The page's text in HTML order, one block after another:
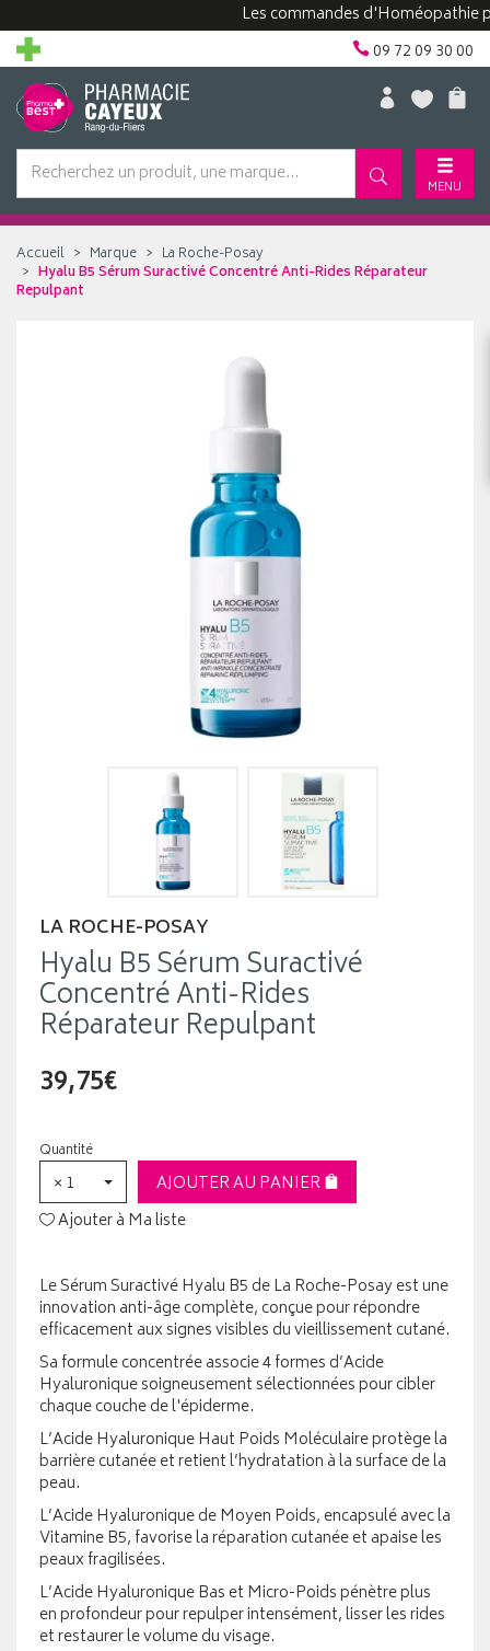
Les commandes d'Homéopathie
09 72 09 30 00
MENU
Accueil Marque
La Roche-Posay
Hyalu B5 Sérum Suractivé Concentré Anti-Rides Réparateur
Repulpant
LA ROCHE-POSAY
Hyalu B5 Sérum Suractivé
Concentré Anti-Rides
Réparateur Repulpant
39,75€
Quantité
× 1
AJOUTER AU PANIER
Ajouter à Ma liste
Le Sérum Suractivé Hyalu B5 de La Roche-Posay est une
innovation anti-âge complète, conçue pour répondre
efficacement aux signes visibles du vieillissement cutané.
Sa formule concentrée associe 4 formes d’Acide
Hyaluronique soigneusement sélectionnées pour cibler
chaque couche de l'épiderme.
L’Acide Hyaluronique Haut Poids Moléculaire protège la
barrière cutanée et retient l’hydratation à la surface de la
peau.
L’Acide Hyaluronique de Moyen Poids, encapsulé avec la
Vitamine B5, favorise la réparation cutanée et apaise les
peaux fragilisées.
L’Acide Hyaluronique Bas et Micro-Poids pénètre plus
en profondeur pour repulper intensément, lisser les rides
et restaurer le volume du visage.